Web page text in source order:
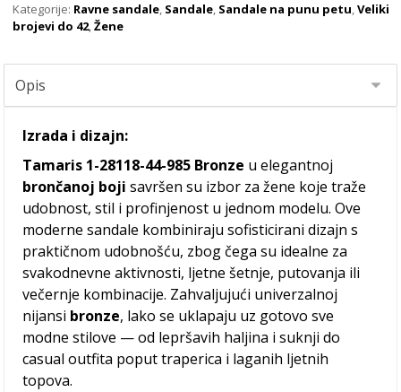
Kategorije: Ravne sandale, Sandale, Sandale na punu petu,Veliki
brojevi do 42,Žene
Izrada i dizajn:
Tamaris 1-28118-44-985 Bronze u elegantnoj
brončanoj boji savršen su izbor za žene koje traže
udobnost, stil i profinjenost u jednom modelu. Ove
moderne sandale kombiniraju sofisticirani dizajn s
praktičnom udobnošću, zbog čega su idealne za
svakodnevne aktivnosti, ljetne šetnje, putovanja ili
večernje kombinacije. Zahvaljujući univerzalnoj
nijansi bronze, lako se uklapaju uz gotovo sve
modne stilove — od lepršavih haljina i suknji do
casual outfita poput traperica i laganih ljetnih
topova.